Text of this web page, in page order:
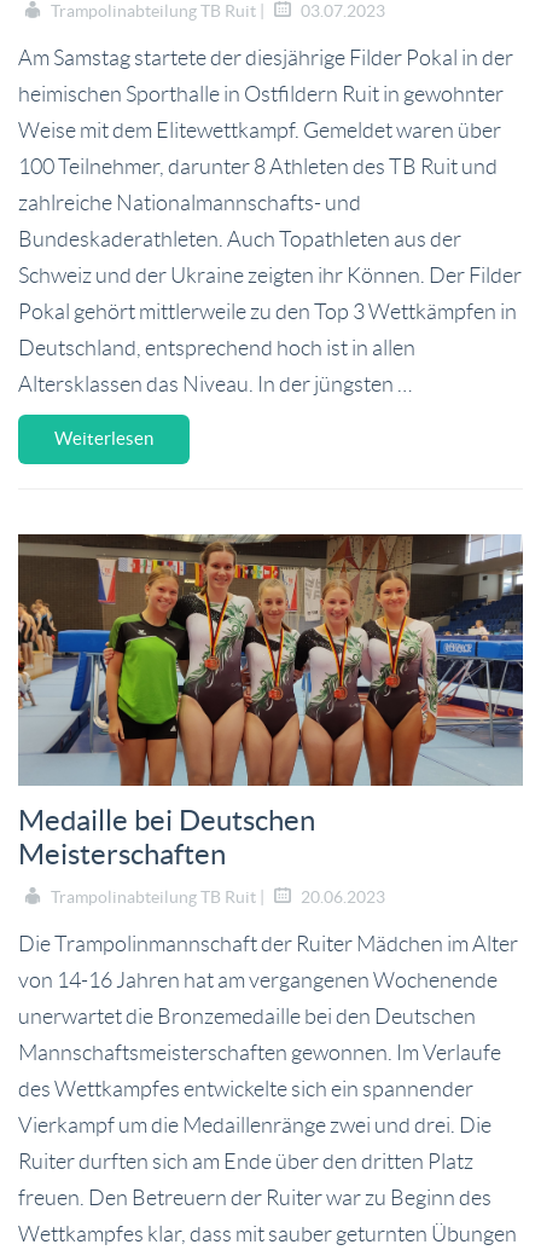
Trampolinabteilung TB Ruit | 03.07.2023
Am Samstag startete der diesjährige Filder Pokal in der
heimischen Sporthalle in Ostfildern Ruit in gewohnter
Weise mit dem Elitewettkampf. Gemeldet waren über
100 Teilnehmer, darunter 8 Athleten des TB Ruit und
zahlreiche Nationalmannschafts- und
Bundeskaderathleten. Auch Topathleten aus der
Schweiz und der Ukraine zeigten ihr Können. Der Filder
Pokal gehört mittlerweile zu den Top 3 Wettkämpfen in
Deutschland, entsprechend hoch ist in allen
Altersklassen das Niveau. In der jüngsten …
Weiterlesen
Medaille bei Deutschen
Meisterschaften
Trampolinabteilung TB Ruit | 20.06.2023
Die Trampolinmannschaft der Ruiter Mädchen im Alter
von 14-16 Jahren hat am vergangenen Wochenende
unerwartet die Bronzemedaille bei den Deutschen
Mannschaftsmeisterschaften gewonnen. Im Verlaufe
des Wettkampfes entwickelte sich ein spannender
Vierkampf um die Medaillenränge zwei und drei. Die
Ruiter durften sich am Ende über den dritten Platz
freuen. Den Betreuern der Ruiter war zu Beginn des
Wettkampfes klar, dass mit sauber geturnten Übungen